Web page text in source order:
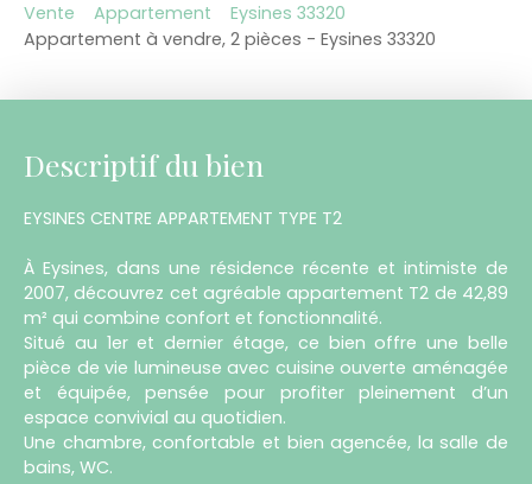
Vente Appartement
Eysines 33320
Appartement à vendre, 2 pièces - Eysines 33320
Descriptif du bien
EYSINES CENTRE APPARTEMENT TYPE T2
À Eysines, dans une résidence récente et intimiste de
2007, découvrez cet agréable appartement T2 de 42,89
m² qui combine confort et fonctionnalité.
Situé au 1er et dernier étage, ce bien offre une belle
pièce de vie lumineuse avec cuisine ouverte aménagée
et équipée, pensée pour profiter pleinement d’un
espace convivial au quotidien.
Une chambre, confortable et bien agencée, la salle de
bains, WC.